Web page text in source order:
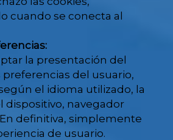
cuando se conecta al
la presentación del
preferencias del usuario,
el idioma utilizado, la
dispositivo, navegador
definitiva, simplemente
de usuario.